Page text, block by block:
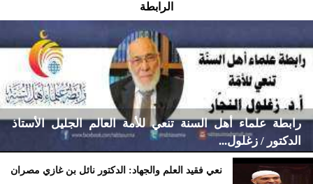
الرابطة
رابطة علماء أهل السنة تنعي للأمة العالم الجليل الأستاذ
الدكتور / زغلول...
نعي فقيد العلم والجهاد: الدكتور نائل بن غازي مصران